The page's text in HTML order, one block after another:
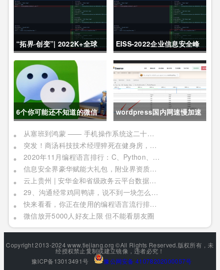
“拓界·创变”| 2022K+全球
软件研发行业创新峰会上海
站敬请期待！
EISS-2022企业信息安全峰
会之深圳站 10月28日成功
举办
6个你可能还不知道的微信
冷知识，每一个都令人相见
恨晚
wordpress国内网速慢加速
及防DDOS攻击快速CF切换
教程
从塞班到鸿蒙 —— 手机操作系统这二十年历程
突发！商汤科技技术经理猝死在健身房，网友：996福报何时是个头
2020年11月编程语言排行：C、Python、Java
信息安全界豪华赋能大礼包，附业界资质证书备考指南！
云上贵州 | 安华金和省级政务云平台数据安全实践
29、沟通经常鸡同鸭讲，说不到一块怎么办？
快来看看，你正在使用的编程语言流行排行榜！别被时代淘汰了
微信放开5000人好友上限 但不能看朋友圈
Copyright 2013-2024 www.tiejiang.org ©All Rights Reserved.版权所有，未
经授权禁止复制或建立镜像，违者必究！
豫ICP备13013491号
豫公网安备 41078202000057号